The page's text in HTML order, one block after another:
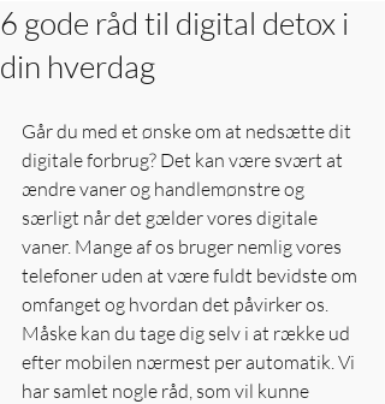
6 gode råd til digital detox i
din hverdag
Går du med et ønske om at nedsætte dit
digitale forbrug? Det kan være svært at
ændre vaner og handlemønstre og
særligt når det gælder vores digitale
vaner. Mange af os bruger nemlig vores
telefoner uden at være fuldt bevidste om
omfanget og hvordan det påvirker os.
Måske kan du tage dig selv i at række ud
efter mobilen nærmest per automatik. Vi
har samlet nogle råd, som vil kunne